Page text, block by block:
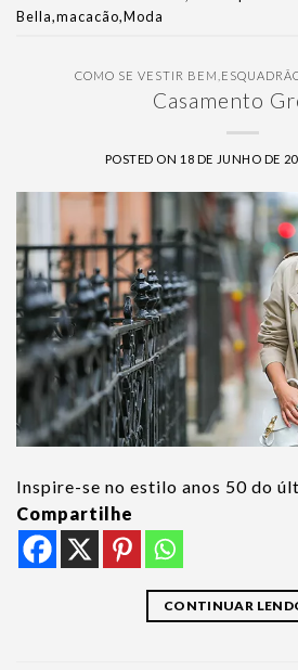
Bella,macacão,Moda
COMO SE VESTIR BEM
Casamento
POSTED ON 18 DE JUNHO DE
Inspire-se no estilo anos 50 do
Compartilhe
CONTINUAR